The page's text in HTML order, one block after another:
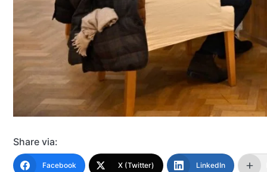
Share via:
Facebook X (Twitter) LinkedIn